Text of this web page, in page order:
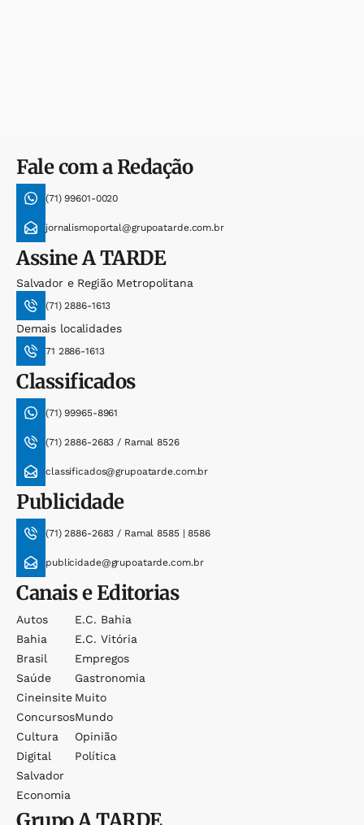
Fale com a Redação
(71) 99601-0020
jornalismoportal@grupoatarde.com.br
AssineA TARDE
Salvador e Região Metropolitana
(71) 2886-1613
Demais localidades
71 2886-1613
Classificados
(71) 99965-8961
(71) 2886-2683 / Ramal 8526
classificados@grupoatarde.com.br
Publicidade
(71) 2886-2683 / Ramal 8585 | 8586
publicidade@grupoatarde.com.br
Canais e Editorias
Autos
Bahia
Brasil
Saúde
Cineinsite
Concursos
Cultura
Digital
Salvador
Economia
E.c. Bahia
E.c. Vitória
Empregos
Gastronomia
Muito
Mundo
Opinião
Política